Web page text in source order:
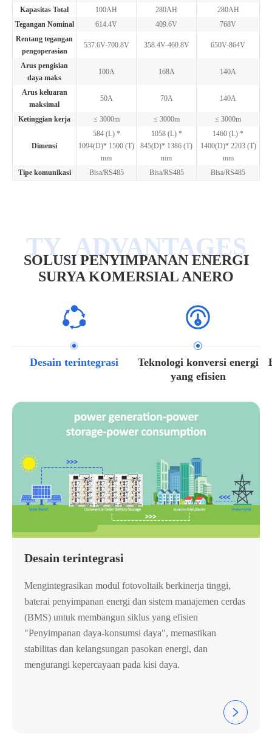
Kapasitas Total
100AH 280AH
280AH
Tegangan Nominal
614.4V 409.6V
768V
Rentang tegangan
pengoperasian
537.6V-700.8V 358.4V-460.8V 650V-864V
Arus pengisian
daya maks
100A 168A 140A
Arus keluaran
maksimal
50A 70A 140A
Ketinggian kerja ≤ 3000m ≤ 3000m ≤ 3000m
Dimensi
584 (L) *
1094(D)* 1500 (T)
mm
1058 (L) *
845(D)* 1386 (T)
mm
1460 (L) *
1400(D)* 2203 (T)
mm
Tipe komunikasi
Bisa/RS485 Bisa/RS485 Bisa/RS485
SOLUSI PENYIMPANAN ENERGI
SURYA KOMERSIAL ANERO
Desain terintegrasi
Teknologi konversi energi
yang efisien
Desain terintegrasi
Mengintegrasikan modul fotovoltaik berkinerja tinggi,
baterai penyimpanan energi dan sistem manajemen cerdas
(BMS) untuk membangun siklus yang efisien
"Penyimpanan daya-konsumsi daya", memastikan
stabilitas dan kelangsungan pasokan energi, dan
mengurangi kepercayaan pada kisi daya.
